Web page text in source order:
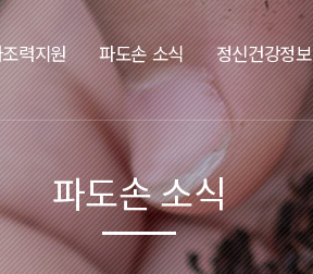
력지원 파도손 소식 정신건강정보
파도손 소식